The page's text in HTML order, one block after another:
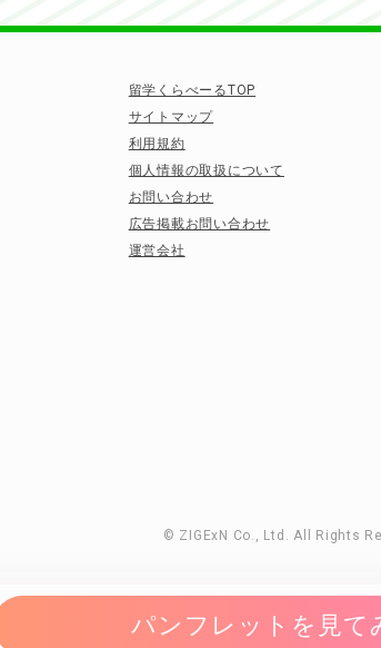
パンフレットを見て
留学くらべーるTOP
サイトマップ
利用規約
個人情報の取扱について
お問い合わせ
広告掲載お問い合わせ
運営会社
© ZIGExN Co., Ltd. All Rights